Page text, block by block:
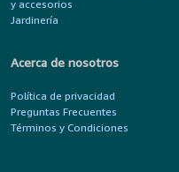
y accesorios
Jardinería
Acerca de nosotros
Política de privacidad
Preguntas Frecuentes
Términos y Condiciones